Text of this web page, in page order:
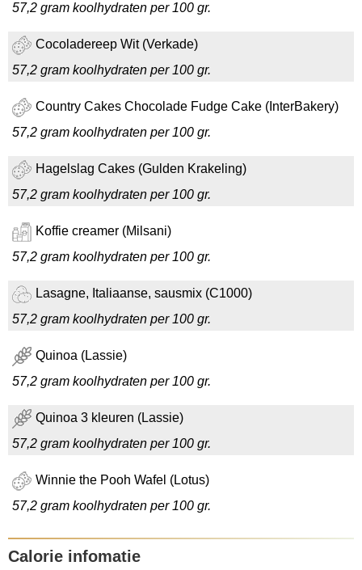
57,2 gram koolhydraten per 100 gr.
Cocoladereep Wit (Verkade)
57,2 gram koolhydraten per 100 gr.
Country Cakes Chocolade Fudge Cake (InterBakery)
57,2 gram koolhydraten per 100 gr.
Hagelslag Cakes (Gulden Krakeling)
57,2 gram koolhydraten per 100 gr.
Koffie creamer (Milsani)
57,2 gram koolhydraten per 100 gr.
Lasagne, Italiaanse, sausmix (C1000)
57,2 gram koolhydraten per 100 gr.
Quinoa (Lassie)
57,2 gram koolhydraten per 100 gr.
Quinoa 3 kleuren (Lassie)
57,2 gram koolhydraten per 100 gr.
Winnie the Pooh Wafel (Lotus)
57,2 gram koolhydraten per 100 gr.
Calorie infomatie